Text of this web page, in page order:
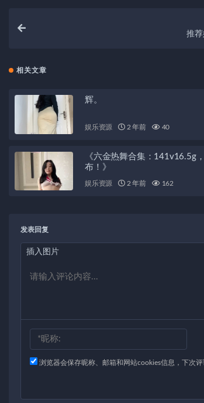
推荐
相关文章
辉。
娱乐资源 2 年前 40
《六金热舞合集：141v16.5g
布！》
娱乐资源 2 年前 162
发表回复
插入图片
浏览器会保存昵称、邮箱和网站cookies信息，下次评